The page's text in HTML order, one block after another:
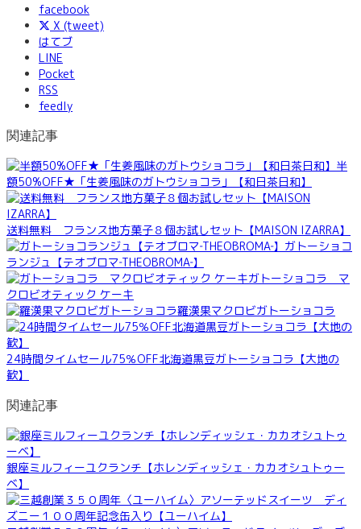
facebook
X (tweet)
はてブ
LINE
Pocket
RSS
feedly
関連記事
半
額50%OFF★「生姜風味のガトウショコラ」【和日茶日和】
送料無料 フランス地方菓子８個お試しセット【MAISON IZARRA】
ガトーショコ
ランジュ【テオブロマ‐THEOBROMA‐】
ガトーショコラ マ
クロビオティック ケーキ
羅漢果マクロビガトーショコラ
24時間タイムセール75％OFF北海道黒豆ガトーショコラ【大地の
歓】
関連記事
銀座ミルフィーユクランチ【ホレンディッシェ・カカオシュトゥー
ベ】